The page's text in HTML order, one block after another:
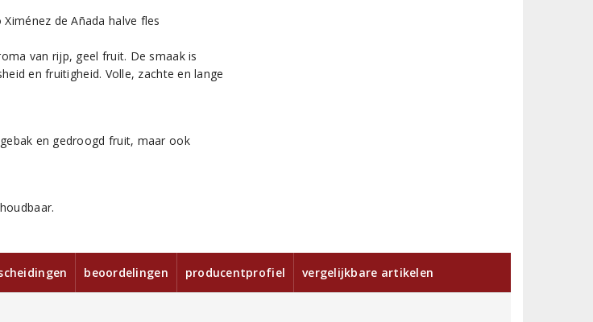
van rijp, geel fruit. De smaak is
en fruitigheid. Volle, zachte en lange
en gedroogd fruit, maar ook
beoordelingen producentprofiel vergelijkbare artikelen